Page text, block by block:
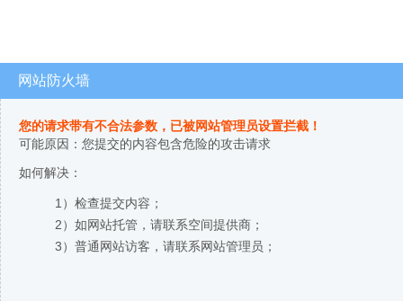
网站防火墙
您的请求带有不合法参数，已被网站管理员设置拦截！
可能原因：您提交的内容包含危险的攻击请求
如何解决：
1）检查提交内容；
2）如网站托管，请联系空间提供商；
3）普通网站访客，请联系网站管理员；